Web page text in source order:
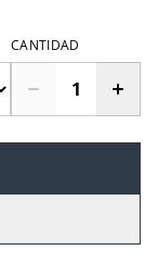
CANTIDAD